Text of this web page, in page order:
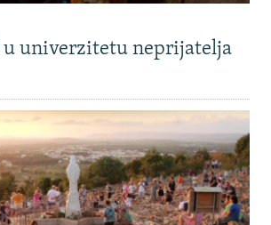
univerzitetu neprijatelja